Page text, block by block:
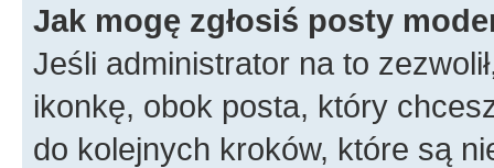
Jak mogę zgłosiś posty
Jeśli administrator na to
ikonkę, obok posta, który
do kolejnych kroków, które są